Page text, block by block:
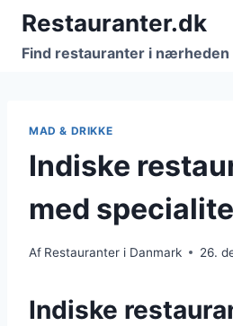
Fortsæt
indhold
Restauranter.dk
Find restauranter i nærheden
MAD & DRIKKE
Indiske
med
Af Restauranter i Danmark 26.
Indiske